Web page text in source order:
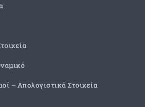
– Απολογιστικά Στοιχεία